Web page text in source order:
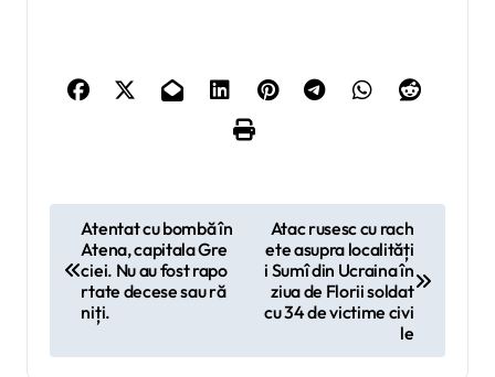
g
Atentat cu bombă în
Atena, capitala Gre
ciei. Nu au fost rapo
rtate decese sau ră
niți.
Atac rusesc cu rach
ete asupra localități
i Sumî din Ucraina în
ziua de Florii soldat
cu 34 de victime civi
le